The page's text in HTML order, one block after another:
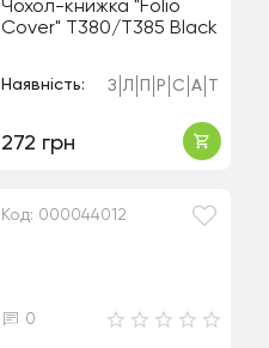
Чохол-книжка "Folio
Cover" T380/T385 Black
Наявність: З Л Р С А
272 грн
Код: 000044012
0